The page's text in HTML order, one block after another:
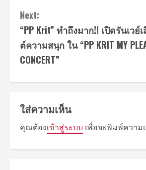
Next:
“PP Krit” ทำถึงมาก!! เปิดรันเวย์
ต์ความสนุก ใน “PP KRIT MY
CONCERT”
ใส่ความเห็น
คุณต้องเข้าสู่ระบบ เพื่อจะพิมพ์ความ